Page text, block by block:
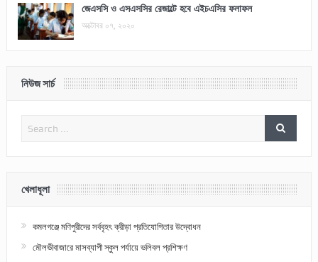
জেএসসি ও এসএসসির রেজাল্টে হবে এইচএসির ফলাফল
অক্টোবর ০৭, ২০২০
নিউজ সার্চ
খেলাধূলা
কমলগঞ্জে মণিপুরীদের সর্ববৃহৎ ক্রীড়া প্রতিযোগিতার উদ্বোধন
মৌলভীবাজারে মাসব্যাপী স্কুল পর্যায়ে ভলিবল প্রশিক্ষণ